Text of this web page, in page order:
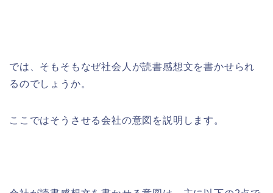
では、そもそもなぜ社会人が読書感想文を書かせられ
るのでしょうか。
ここではそうさせる会社の意図を説明します。